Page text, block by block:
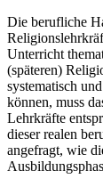
Die berufliche
Unterricht
(späteren)
systematisch
können, muss
Lehrkräfte
dieser realen
angefragt, wie